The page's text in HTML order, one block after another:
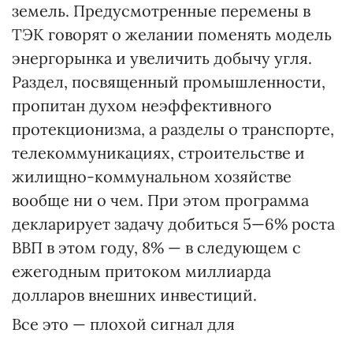
земель. Предусмотренные перемены в
ТЭК говорят о желании поменять модель
энергорынка и увеличить добычу угля.
Раздел, посвященный промышленности,
пропитан духом неэффективного
протекционизма, а разделы о транспорте,
телекоммуникациях, строительстве и
жилищно-коммунальном хозяйстве
вообще ни о чем. При этом программа
декларирует задачу добиться 5—6% роста
ВВП в этом году, 8% — в следующем с
ежегодным притоком миллиарда
долларов внешних инвестиций.
Все это — плохой сигнал для